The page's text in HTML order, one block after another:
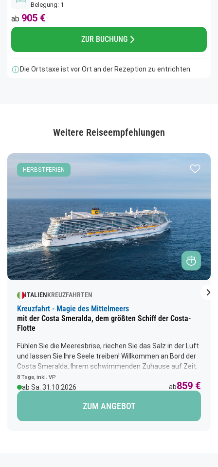
Belegung: 1
ab 905 €
ZUR BUCHUNG
Die Ortstaxe ist vor Ort an der Rezeption zu entrichten.
Weitere Reiseempfehlungen
HERBSTFERIEN Zur
ITALIENKREUZFAHRTEN
Kreuzfahrt - Magie des Mittelmeers
mit der Costa Smeralda, dem größten Schiff der Costa-
Flotte
Fühlen Sie die Meeresbrise, riechen Sie das Salz in der Luft
und lassen Sie Ihre Seele treiben! Willkommen an Bord der
Costa Smeralda, Ihrem schwimmenden Zuhause auf Zeit.
Vorbei ziehen Italiens Küsten, das französische Savoir-
vivre und Spaniens Lebensfreude. Genießen Sie
mediterrane Köstlichkeiten, das Rauschen der Wellen und
unvergessliche Momente.
8 Tage, inkl. VP
ab Sa. 31.10.2026 ab859 €
ZUM ANGEBOT